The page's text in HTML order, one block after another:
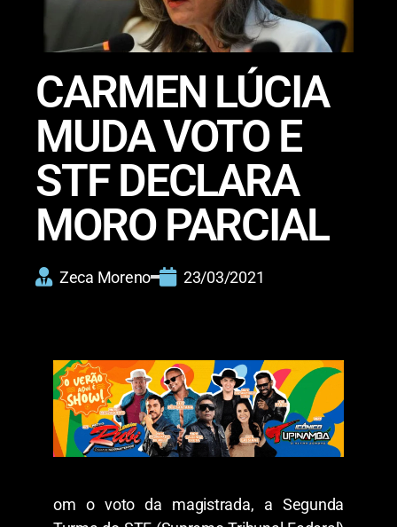
CARMEN LÚCIA
MUDA VOTO E
STF DECLARA
MORO PARCIAL
Zeca Moreno 23/03/2021
om o voto da magistrada, a Segunda